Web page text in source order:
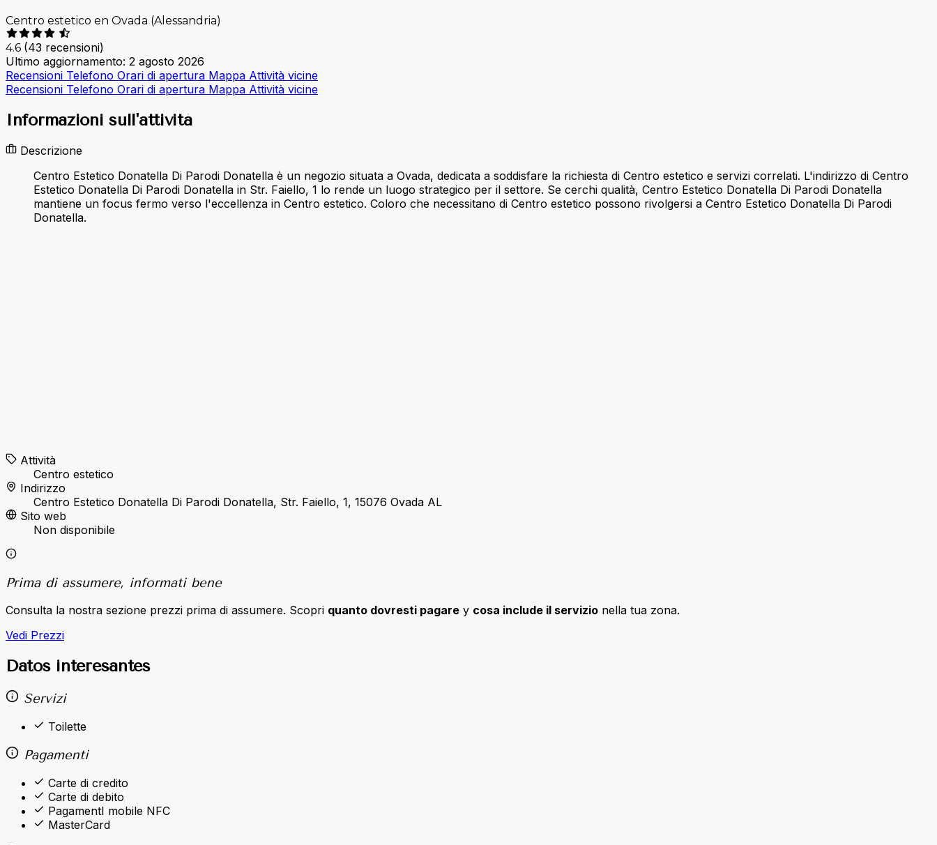
Centro estetico en Ovada (Alessandria)
4.6 (43 recensioni)
Ultimo aggiornamento: 2 agosto 2026
Recensioni Telefono Orari di apertura Mappa Attività vicine
Recensioni Telefono Orari di apertura Mappa Attività vicine
Informazioni sull'attività
Descrizione
Centro Estetico Donatella Di Parodi Donatella è un negozio situata a Ovada, dedicata a soddisfare la richiesta di Centro estetico e servizi correlati. L'indirizzo di Centro
Estetico Donatella Di Parodi Donatella in Str. Faiello, 1 lo rende un luogo strategico per il settore. Se cerchi qualità, Centro Estetico Donatella Di Parodi Donatella
mantiene un focus fermo verso l'eccellenza in Centro estetico. Coloro che necessitano di Centro estetico possono rivolgersi a Centro Estetico Donatella Di Parodi
Donatella.
Attività
Centro estetico
Indirizzo
Centro Estetico Donatella Di Parodi Donatella, Str. Faiello, 1, 15076 Ovada AL
Sito web
Non disponibile
Prima di assumere, informati bene
Consulta la nostra sezione prezzi prima di assumere. Scopri quanto dovresti pagare y cosa include il servizio nella tua zona.
Vedi Prezzi
Datos interesantes
Servizi
Toilette
Pagamenti
Carte di credito
Carte di debito
PagamentI mobile NFC
MasterCard